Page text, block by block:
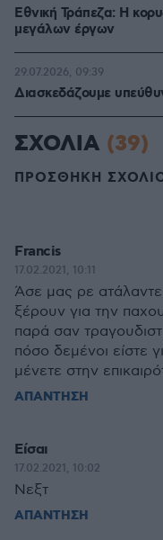
Εθνική Τράπεζα: Η
μεγάλων έργων
Διασκεδάζουμε
29.07.2026, 09:39
ΣΧΟΛΙΑ (39)
ΠΡΟΣΘΗΚΗ
Francis
17.02.2021, 10:11
Άσε μας ρε
ξέρουν για την
παρά σαν
πόσο δεμένοι είστε
μένετε στην
ΑΠΑΝΤΗΣΗ
Είσαι
17.02.2021, 10:02
Νεξτ
ΑΠΑΝΤΗΣΗ